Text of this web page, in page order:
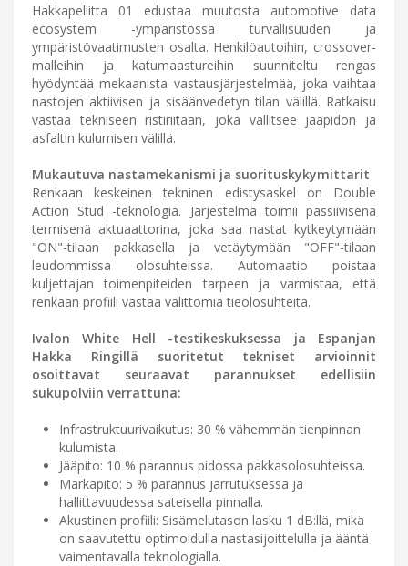
Hakkapeliitta 01 edustaa muutosta automotive data
ecosystem -ympäristössä turvallisuuden ja
ympäristövaatimusten osalta. Henkilöautoihin, crossover-
malleihin ja katumaastureihin suunniteltu rengas
hyödyntää mekaanista vastausjärjestelmää, joka vaihtaa
nastojen aktiivisen ja sisäänvedetyn tilan välillä. Ratkaisu
vastaa tekniseen ristiriitaan, joka vallitsee jääpidon ja
asfaltin kulumisen välillä.
Mukautuva nastamekanismi ja suorituskykymittarit
Renkaan keskeinen tekninen edistysaskel on Double
Action Stud -teknologia. Järjestelmä toimii passiivisena
termisenä aktuaattorina, joka saa nastat kytkeytymään
"ON"-tilaan pakkasella ja vetäytymään "OFF"-tilaan
leudommissa olosuhteissa. Automaatio poistaa
kuljettajan toimenpiteiden tarpeen ja varmistaa, että
renkaan profiili vastaa välittömiä tieolosuhteita.
Ivalon White Hell -testikeskuksessa ja Espanjan
Hakka Ringillä suoritetut tekniset arvioinnit
osoittavat seuraavat parannukset edellisiin
sukupolviin verrattuna:
Infrastruktuurivaikutus: 30 % vähemmän tienpinnan
kulumista.
Jääpito: 10 % parannus pidossa pakkasolosuhteissa.
Märkäpito: 5 % parannus jarrutuksessa ja
hallittavuudessa sateisella pinnalla.
Akustinen profiili: Sisämelutason lasku 1 dB:llä, mikä
on saavutettu optimoidulla nastasijoittelulla ja ääntä
vaimentavalla teknologialla.